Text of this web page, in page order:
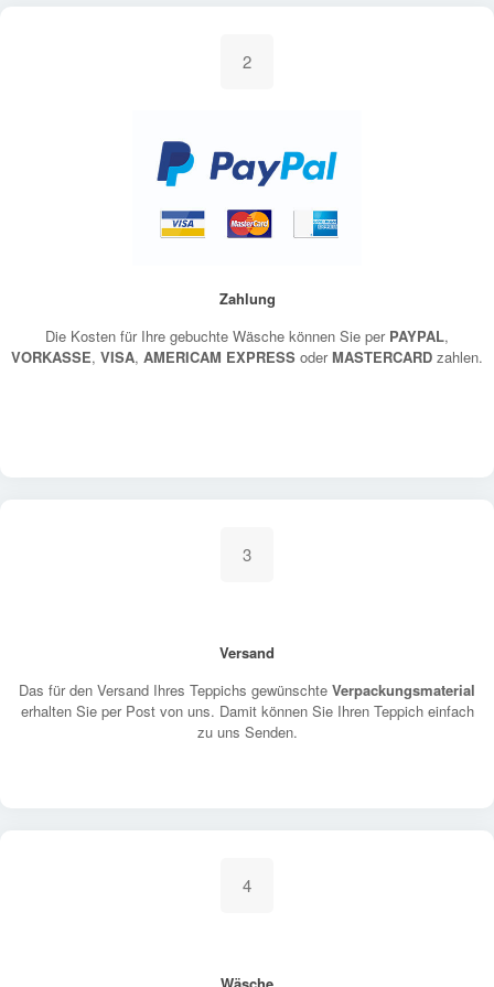
2
Zahlung
Die Kosten für Ihre gebuchte Wäsche können Sie per PAYPAL,
VORKASSE, VISA, AMERICAM EXPRESS oderMASTERCARD zahlen.
3
Versand
Das für den Versand Ihres Teppichs gewünschte Verpackungsmaterial
erhalten Sie per Post von uns. Damit können Sie Ihren Teppich einfach
zu uns Senden.
4
Wäsche